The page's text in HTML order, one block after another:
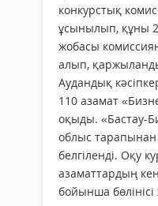
конкурстық
ұсынылып, құны
жобасы
алып,
Аудандық
110 азамат
оқыды. «Бастау-
облыс
белгіленді. Оқу
азаматтардың
бойынша бөлінісі